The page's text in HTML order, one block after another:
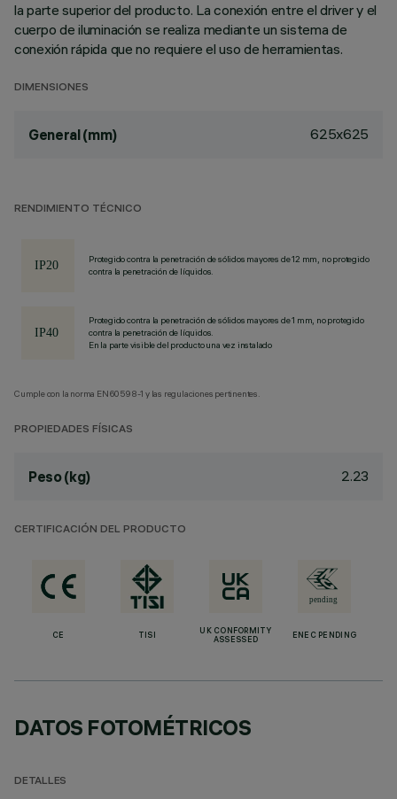
la parte superior del producto. La conexión entre el driver y el
cuerpo de iluminación se realiza mediante un sistema de
conexión rápida que no requiere el uso de herramientas.
DIMENSIONES
General (mm) 625x625
RENDIMIENTO TÉCNICO
Protegido contra la penetración de sólidos mayores de 12 mm, no protegido
contra la penetración de líquidos.
Protegido contra la penetración de sólidos mayores de 1 mm, no protegido
contra la penetración de líquidos.
En la parte visible del producto una vez instalado
Cumple con la norma EN60598-1 y las regulaciones pertinentes.
PROPIEDADES FÍSICAS
Peso (kg) 2.23
CERTIFICACIÓN DEL PRODUCTO
CE TISI
UK CONFORMITY
ASSESSED
ENEC PENDING
DATOS FOTOMÉTRICOS
DETALLES